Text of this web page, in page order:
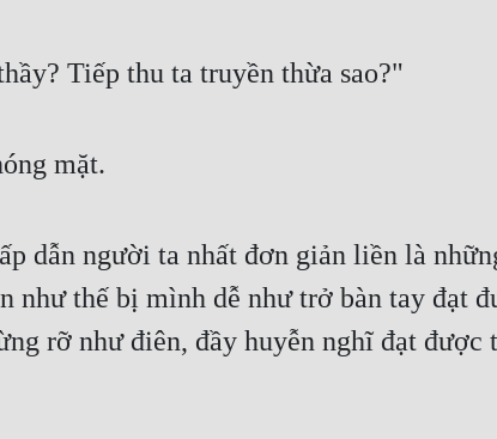
Tiếp thu ta truyền thừa sao?"
mặt.
dẫn người ta nhất đơn giản liền là
như thế bị mình dễ như trở bàn tay đạt
rỡ như điên, đầy huyễn nghĩ đạt được